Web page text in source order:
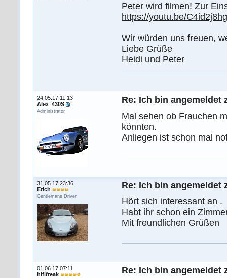
Peter wird filmen! Zur
https://youtu.be/
Wir würden uns freuen,
Liebe Grüße
Heidi und Peter
24.05.17 11:13
Alex_430S
Administrator
Re: Ich bin angemeldet
Mal sehen ob Frauchen
könnten.
Anliegen ist schon mal
31.05.17 23:36
Erich
Gentlemans Driver
Re: Ich bin angemeldet
Hört sich interessant an .
Habt ihr schon ein
Mit freundlichen Grüßen
01.06.17 07:11
hififreak
Re: Ich bin angemeldet